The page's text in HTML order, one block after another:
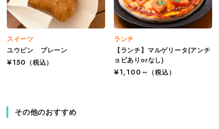
スイーツ
ユウピン プレーン
¥150
（税込）
ランチ
【ランチ】マルゲリータ(アンチ
ョビありorなし)
¥1,100～
（税込）
その他のおすすめ